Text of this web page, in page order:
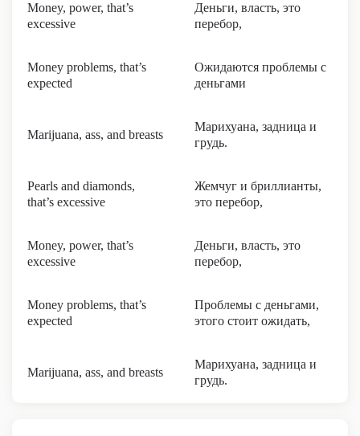
Money, power, that’s
excessive
Деньги, власть, это
перебор,
Money problems, that’s
expected
Ожидаются проблемы с
деньгами
Marijuana, ass, and breasts
Марихуана, задница и
грудь.
Pearls and diamonds,
that’s excessive
Жемчуг и бриллианты,
это перебор,
Money, power, that’s
excessive
Деньги, власть, это
перебор,
Money problems, that’s
expected
Проблемы с деньгами,
этого стоит ожидать,
Marijuana, ass, and breasts
Марихуана, задница и
грудь.